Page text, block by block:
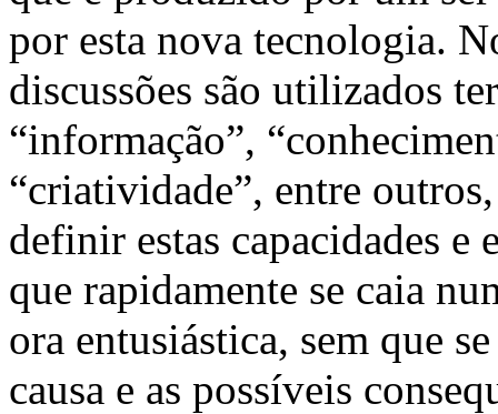
por esta nova tecnologia.
discussões são utilizados
“informação”,
“criatividade”, entre
definir estas capacidades
que rapidamente se caia
ora entusiástica, sem que
causa e as possíveis